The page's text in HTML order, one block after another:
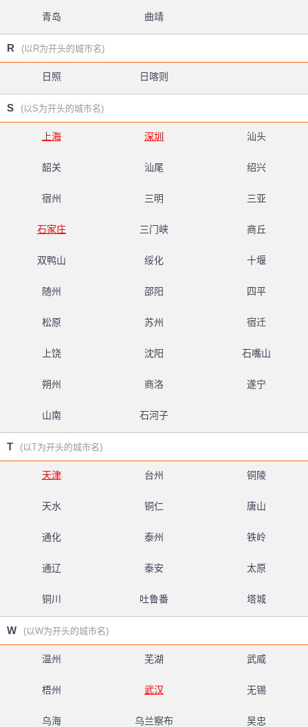
青岛 曲靖
R (以R为开头的城市名)
日照 日喀则
S (以S为开头的城市名)
上海 深圳 汕头
韶关 汕尾 绍兴
宿州 三明 三亚
石家庄 三门峡 商丘
双鸭山 绥化 十堰
随州 邵阳 四平
松原 苏州 宿迁
上饶 沈阳 石嘴山
朔州 商洛 遂宁
山南 石河子
T (以T为开头的城市名)
天津 台州 铜陵
天水 铜仁 唐山
通化 泰州 铁岭
通辽 泰安 太原
铜川 吐鲁番 塔城
W (以W为开头的城市名)
温州 芜湖 武威
梧州 武汉 无锡
乌海 乌兰察布 吴忠